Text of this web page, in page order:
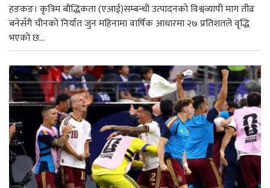
हङकङ। कृत्रिम बौद्धिकता (एआई)सम्बन्धी उत्पादनको विश्वव्यापी माग तीव्र
बनेसँगै चीनको निर्यात जुन महिनामा वार्षिक आधारमा २७ प्रतिशतले वृद्धि
भएको छ...